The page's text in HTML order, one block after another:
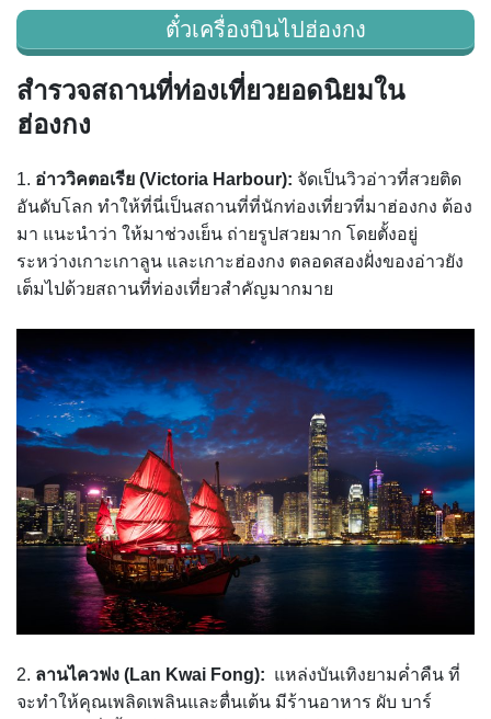
ตั๋วเครื่องบินไปฮ่องกง
สำรวจสถานที่ท่องเที่ยวยอดนิยมใน
ฮ่องกง
1. อ่าววิคตอเรีย (Victoria Harbour): จัดเป็นวิวอ่าวที่สวยติด
อันดับโลก ทำให้ที่นี่เป็นสถานที่ที่นักท่องเที่ยวที่มาฮ่องกง ต้อง
มา แนะนำว่า ให้มาช่วงเย็น ถ่ายรูปสวยมาก โดยตั้งอยู่
ระหว่างเกาะเกาลูน และเกาะฮ่องกง ตลอดสองฝั่งของอ่าวยัง
เต็มไปด้วยสถานที่ท่องเที่ยวสำคัญมากมาย
2. ลานไควฟง (Lan Kwai Fong): แหล่งบันเทิงยามค่ำคืน ที่
จะทำให้คุณเพลิดเพลินและตื่นเต้น มีร้านอาหาร ผับ บาร์